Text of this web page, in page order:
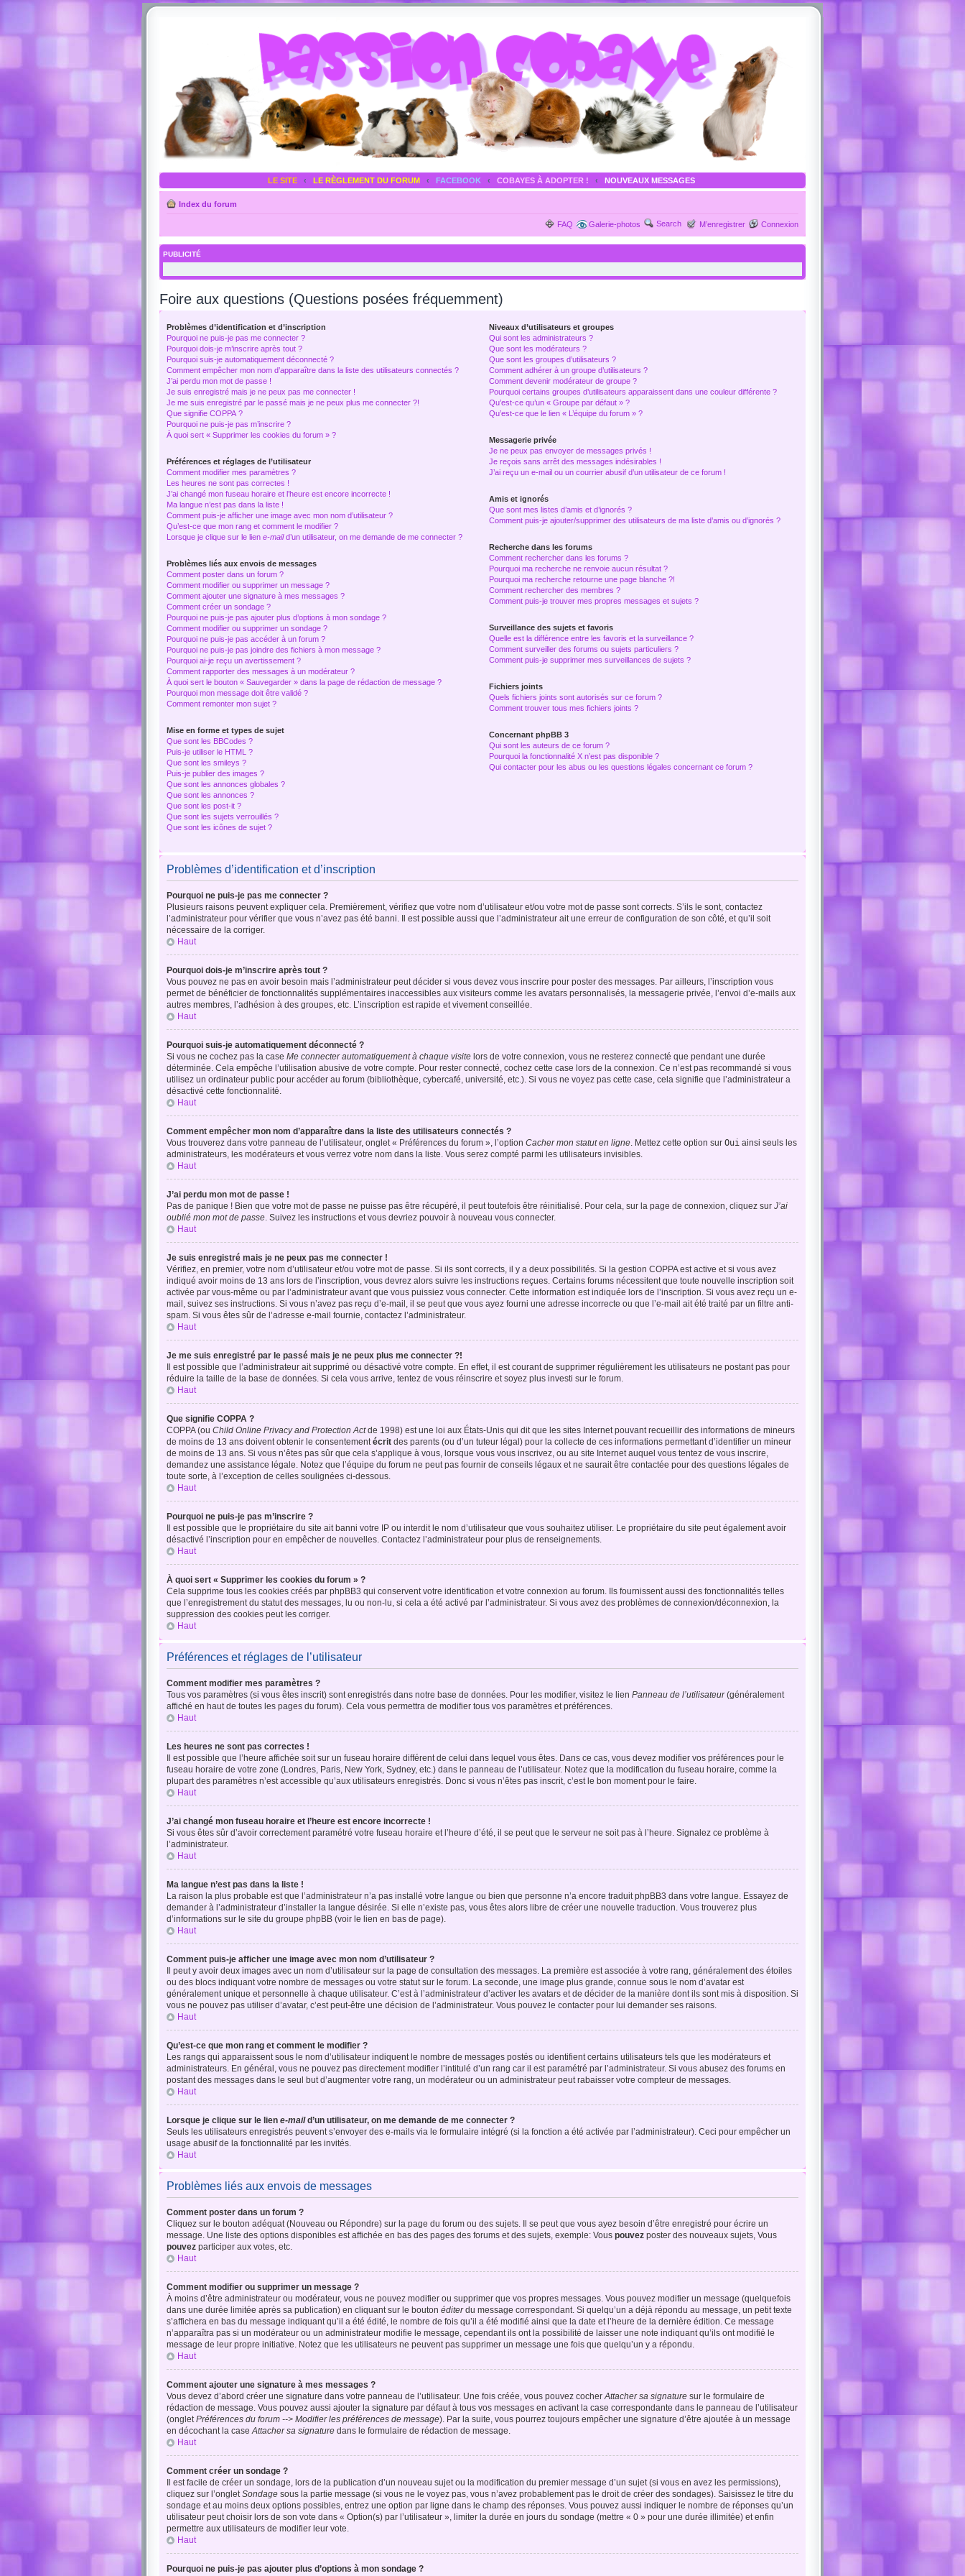
LE SITE ‹ LE RÈGLEMENT DU FORUM ‹ FACEBOOK ‹ COBAYES À ADOPTER ! ‹ NOUVEAUX MESSAGES
Index du forum
FAQ Galerie-photos Search M’enregistrer Connexion
PUBLICITÉ
Foire aux questions (Questions posées fréquemment)
Problèmes d’identification et d’inscription
Pourquoi ne puis-je pas me connecter ?
Pourquoi dois-je m’inscrire après tout ?
Pourquoi suis-je automatiquement déconnecté ?
Comment empêcher mon nom d’apparaître dans la liste des utilisateurs connectés ?
J’ai perdu mon mot de passe !
Je suis enregistré mais je ne peux pas me connecter !
Je me suis enregistré par le passé mais je ne peux plus me connecter ?!
Que signifie COPPA ?
Pourquoi ne puis-je pas m’inscrire ?
À quoi sert « Supprimer les cookies du forum » ?
Préférences et réglages de l’utilisateur
Comment modifier mes paramètres ?
Les heures ne sont pas correctes !
J’ai changé mon fuseau horaire et l’heure est encore incorrecte !
Ma langue n’est pas dans la liste !
Comment puis-je afficher une image avec mon nom d’utilisateur ?
Qu’est-ce que mon rang et comment le modifier ?
Lorsque je clique sur le lien e-maild’un utilisateur, on me demande de me connecter ?
Problèmes liés aux envois de messages
Comment poster dans un forum ?
Comment modifier ou supprimer un message ?
Comment ajouter une signature à mes messages ?
Comment créer un sondage ?
Pourquoi ne puis-je pas ajouter plus d’options à mon sondage ?
Comment modifier ou supprimer un sondage ?
Pourquoi ne puis-je pas accéder à un forum ?
Pourquoi ne puis-je pas joindre des fichiers à mon message ?
Pourquoi ai-je reçu un avertissement ?
Comment rapporter des messages à un modérateur ?
À quoi sert le bouton « Sauvegarder » dans la page de rédaction de message ?
Pourquoi mon message doit être validé ?
Comment remonter mon sujet ?
Mise en forme et types de sujet
Que sont les BBCodes ?
Puis-je utiliser le HTML ?
Que sont les smileys ?
Puis-je publier des images ?
Que sont les annonces globales ?
Que sont les annonces ?
Que sont les post-it ?
Que sont les sujets verrouillés ?
Que sont les icônes de sujet ?
Niveaux d’utilisateurs et groupes
Qui sont les administrateurs ?
Que sont les modérateurs ?
Que sont les groupes d’utilisateurs ?
Comment adhérer à un groupe d’utilisateurs ?
Comment devenir modérateur de groupe ?
Pourquoi certains groupes d’utilisateurs apparaissent dans une couleur différente ?
Qu’est-ce qu’un « Groupe par défaut » ?
Qu’est-ce que le lien « L’équipe du forum » ?
Messagerie privée
Je ne peux pas envoyer de messages privés !
Je reçois sans arrêt des messages indésirables !
J’ai reçu un e-mail ou un courrier abusif d’un utilisateur de ce forum !
Amis et ignorés
Que sont mes listes d’amis et d’ignorés ?
Comment puis-je ajouter/supprimer des utilisateurs de ma liste d’amis ou d’ignorés ?
Recherche dans les forums
Comment rechercher dans les forums ?
Pourquoi ma recherche ne renvoie aucun résultat ?
Pourquoi ma recherche retourne une page blanche ?!
Comment rechercher des membres ?
Comment puis-je trouver mes propres messages et sujets ?
Surveillance des sujets et favoris
Quelle est la différence entre les favoris et la surveillance ?
Comment surveiller des forums ou sujets particuliers ?
Comment puis-je supprimer mes surveillances de sujets ?
Fichiers joints
Quels fichiers joints sont autorisés sur ce forum ?
Comment trouver tous mes fichiers joints ?
Concernant phpBB 3
Qui sont les auteurs de ce forum ?
Pourquoi la fonctionnalité X n’est pas disponible ?
Qui contacter pour les abus ou les questions légales concernant ce forum ?
Problèmes d’identification et d’inscription
Pourquoi ne puis-je pas me connecter ?
Plusieurs raisons peuvent expliquer cela. Premièrement, vérifiez que votre nom d’utilisateur et/ou votre mot de passe sont corrects. S’ils le sont, contactez
l’administrateur pour vérifier que vous n’avez pas été banni. Il est possible aussi que l’administrateur ait une erreur de configuration de son côté, et qu’il soit
nécessaire de la corriger.
Haut
Pourquoi dois-je m’inscrire après tout ?
Vous pouvez ne pas en avoir besoin mais l’administrateur peut décider si vous devez vous inscrire pour poster des messages. Par ailleurs, l’inscription vous
permet de bénéficier de fonctionnalités supplémentaires inaccessibles aux visiteurs comme les avatars personnalisés, la messagerie privée, l’envoi d’e-mails aux
autres membres, l’adhésion à des groupes, etc. L’inscription est rapide et vivement conseillée.
Haut
Pourquoi suis-je automatiquement déconnecté ?
Si vous ne cochez pas la case Me connecter automatiquement à chaque visite lors de votre connexion, vous ne resterez connecté que pendant une durée
déterminée. Cela empêche l’utilisation abusive de votre compte. Pour rester connecté, cochez cette case lors de la connexion. Ce n’est pas recommandé si vous
utilisez un ordinateur public pour accéder au forum (bibliothèque, cybercafé, université, etc.). Si vous ne voyez pas cette case, cela signifie que l’administrateur a
désactivé cette fonctionnalité.
Haut
Comment empêcher mon nom d’apparaître dans la liste des utilisateurs connectés ?
Vous trouverez dans votre panneau de l’utilisateur, onglet « Préférences du forum », l’option Cacher mon statut en ligne. Mettez cette option sur Oui ainsi seuls les
administrateurs, les modérateurs et vous verrez votre nom dans la liste. Vous serez compté parmi les utilisateurs invisibles.
Haut
J’ai perdu mon mot de passe !
Pas de panique ! Bien que votre mot de passe ne puisse pas être récupéré, il peut toutefois être réinitialisé. Pour cela, sur la page de connexion, cliquez sur J’ai
oublié mon mot de passe. Suivez les instructions et vous devriez pouvoir à nouveau vous connecter.
Haut
Je suis enregistré mais je ne peux pas me connecter !
Vérifiez, en premier, votre nom d’utilisateur et/ou votre mot de passe. Si ils sont corrects, il y a deux possibilités. Si la gestion COPPA est active et si vous avez
indiqué avoir moins de 13 ans lors de l’inscription, vous devrez alors suivre les instructions reçues. Certains forums nécessitent que toute nouvelle inscription soit
activée par vous-même ou par l’administrateur avant que vous puissiez vous connecter. Cette information est indiquée lors de l’inscription. Si vous avez reçu un e-
mail, suivez ses instructions. Si vous n’avez pas reçu d’e-mail, il se peut que vous ayez fourni une adresse incorrecte ou que l’e-mail ait été traité par un filtre anti-
spam. Si vous êtes sûr de l’adresse e-mail fournie, contactez l’administrateur.
Haut
Je me suis enregistré par le passé mais je ne peux plus me connecter ?!
Il est possible que l’administrateur ait supprimé ou désactivé votre compte. En effet, il est courant de supprimer régulièrement les utilisateurs ne postant pas pour
réduire la taille de la base de données. Si cela vous arrive, tentez de vous réinscrire et soyez plus investi sur le forum.
Haut
Que signifie COPPA ?
COPPA (ou Child Online Privacy and Protection Actde 1998) est une loi aux États-Unis qui dit que les sites Internet pouvant recueillir des informations de mineurs
de moins de 13 ans doivent obtenir le consentementécrit des parents (ou d’un tuteur légal) pour la collecte de ces informations permettant d’identifier un mineur
de moins de 13 ans. Si vous n’êtes pas sûr que cela s’applique à vous, lorsque vous vous inscrivez, ou au site Internet auquel vous tentez de vous inscrire,
demandez une assistance légale. Notez que l’équipe du forum ne peut pas fournir de conseils légaux et ne saurait être contactée pour des questions légales de
toute sorte, à l’exception de celles soulignées ci-dessous.
Haut
Pourquoi ne puis-je pas m’inscrire ?
Il est possible que le propriétaire du site ait banni votre IP ou interdit le nom d’utilisateur que vous souhaitez utiliser. Le propriétaire du site peut également avoir
désactivé l’inscription pour en empêcher de nouvelles. Contactez l’administrateur pour plus de renseignements.
Haut
À quoi sert « Supprimer les cookies du forum » ?
Cela supprime tous les cookies créés par phpBB3 qui conservent votre identification et votre connexion au forum. Ils fournissent aussi des fonctionnalités telles
que l’enregistrement du statut des messages, lu ou non-lu, si cela a été activé par l’administrateur. Si vous avez des problèmes de connexion/déconnexion, la
suppression des cookies peut les corriger.
Haut
Préférences et réglages de l’utilisateur
Comment modifier mes paramètres ?
Tous vos paramètres (si vous êtes inscrit) sont enregistrés dans notre base de données. Pour les modifier, visitez le lien Panneau de l’utilisateur(généralement
affiché en haut de toutes les pages du forum). Cela vous permettra de modifier tous vos paramètres et préférences.
Haut
Les heures ne sont pas correctes !
Il est possible que l’heure affichée soit sur un fuseau horaire différent de celui dans lequel vous êtes. Dans ce cas, vous devez modifier vos préférences pour le
fuseau horaire de votre zone (Londres, Paris, New York, Sydney, etc.) dans le panneau de l’utilisateur. Notez que la modification du fuseau horaire, comme la
plupart des paramètres n’est accessible qu’aux utilisateurs enregistrés. Donc si vous n’êtes pas inscrit, c’est le bon moment pour le faire.
Haut
J’ai changé mon fuseau horaire et l’heure est encore incorrecte !
Si vous êtes sûr d’avoir correctement paramétré votre fuseau horaire et l’heure d’été, il se peut que le serveur ne soit pas à l’heure. Signalez ce problème à
l’administrateur.
Haut
Ma langue n’est pas dans la liste !
La raison la plus probable est que l’administrateur n’a pas installé votre langue ou bien que personne n’a encore traduit phpBB3 dans votre langue. Essayez de
demander à l’administrateur d’installer la langue désirée. Si elle n’existe pas, vous êtes alors libre de créer une nouvelle traduction. Vous trouverez plus
d’informations sur le site du groupe phpBB (voir le lien en bas de page).
Haut
Comment puis-je afficher une image avec mon nom d’utilisateur ?
Il peut y avoir deux images avec un nom d’utilisateur sur la page de consultation des messages. La première est associée à votre rang, généralement des étoiles
ou des blocs indiquant votre nombre de messages ou votre statut sur le forum. La seconde, une image plus grande, connue sous le nom d’avatar est
généralement unique et personnelle à chaque utilisateur. C’est à l’administrateur d’activer les avatars et de décider de la manière dont ils sont mis à disposition. Si
vous ne pouvez pas utiliser d’avatar, c’est peut-être une décision de l’administrateur. Vous pouvez le contacter pour lui demander ses raisons.
Haut
Qu’est-ce que mon rang et comment le modifier ?
Les rangs qui apparaissent sous le nom d’utilisateur indiquent le nombre de messages postés ou identifient certains utilisateurs tels que les modérateurs et
administrateurs. En général, vous ne pouvez pas directement modifier l’intitulé d’un rang car il est paramétré par l’administrateur. Si vous abusez des forums en
postant des messages dans le seul but d’augmenter votre rang, un modérateur ou un administrateur peut rabaisser votre compteur de messages.
Haut
Lorsque je clique sur le lien e-maild’un utilisateur, on me demande de me connecter ?
Seuls les utilisateurs enregistrés peuvent s’envoyer des e-mails via le formulaire intégré (si la fonction a été activée par l’administrateur). Ceci pour empêcher un
usage abusif de la fonctionnalité par les invités.
Haut
Problèmes liés aux envois de messages
Comment poster dans un forum ?
Cliquez sur le bouton adéquat (Nouveau ou Répondre) sur la page du forum ou des sujets. Il se peut que vous ayez besoin d’être enregistré pour écrire un
message. Une liste des options disponibles est affichée en bas des pages des forums et des sujets, exemple: Vous pouvez poster des nouveaux sujets, Vous
pouvez participer aux votes, etc.
Haut
Comment modifier ou supprimer un message ?
À moins d’être administrateur ou modérateur, vous ne pouvez modifier ou supprimer que vos propres messages. Vous pouvez modifier un message (quelquefois
dans une durée limitée après sa publication) en cliquant sur le bouton éditerdu message correspondant. Si quelqu’un a déjà répondu au message, un petit texte
s’affichera en bas du message indiquant qu’il a été édité, le nombre de fois qu’il a été modifié ainsi que la date et l’heure de la dernière édition. Ce message
n’apparaîtra pas si un modérateur ou un administrateur modifie le message, cependant ils ont la possibilité de laisser une note indiquant qu’ils ont modifié le
message de leur propre initiative. Notez que les utilisateurs ne peuvent pas supprimer un message une fois que quelqu’un y a répondu.
Haut
Comment ajouter une signature à mes messages ?
Vous devez d’abord créer une signature dans votre panneau de l’utilisateur. Une fois créée, vous pouvez cocherAttacher sa signature sur le formulaire de
rédaction de message. Vous pouvez aussi ajouter la signature par défaut à tous vos messages en activant la case correspondante dans le panneau de l’utilisateur
(ongletPréférences du forum --> Modifier les préférences de message). Par la suite, vous pourrez toujours empêcher une signature d’être ajoutée à un message
en décochant la caseAttacher sa signature dans le formulaire de rédaction de message.
Haut
Comment créer un sondage ?
Il est facile de créer un sondage, lors de la publication d’un nouveau sujet ou la modification du premier message d’un sujet (si vous en avez les permissions),
cliquez sur l’ongletSondage sous la partie message (si vous ne le voyez pas, vous n’avez probablement pas le droit de créer des sondages). Saisissez le titre du
sondage et au moins deux options possibles, entrez une option par ligne dans le champ des réponses. Vous pouvez aussi indiquer le nombre de réponses qu’un
utilisateur peut choisir lors de son vote dans « Option(s) par l’utilisateur », limiter la durée en jours du sondage (mettre « 0 » pour une durée illimitée) et enfin
permettre aux utilisateurs de modifier leur vote.
Haut
Pourquoi ne puis-je pas ajouter plus d’options à mon sondage ?